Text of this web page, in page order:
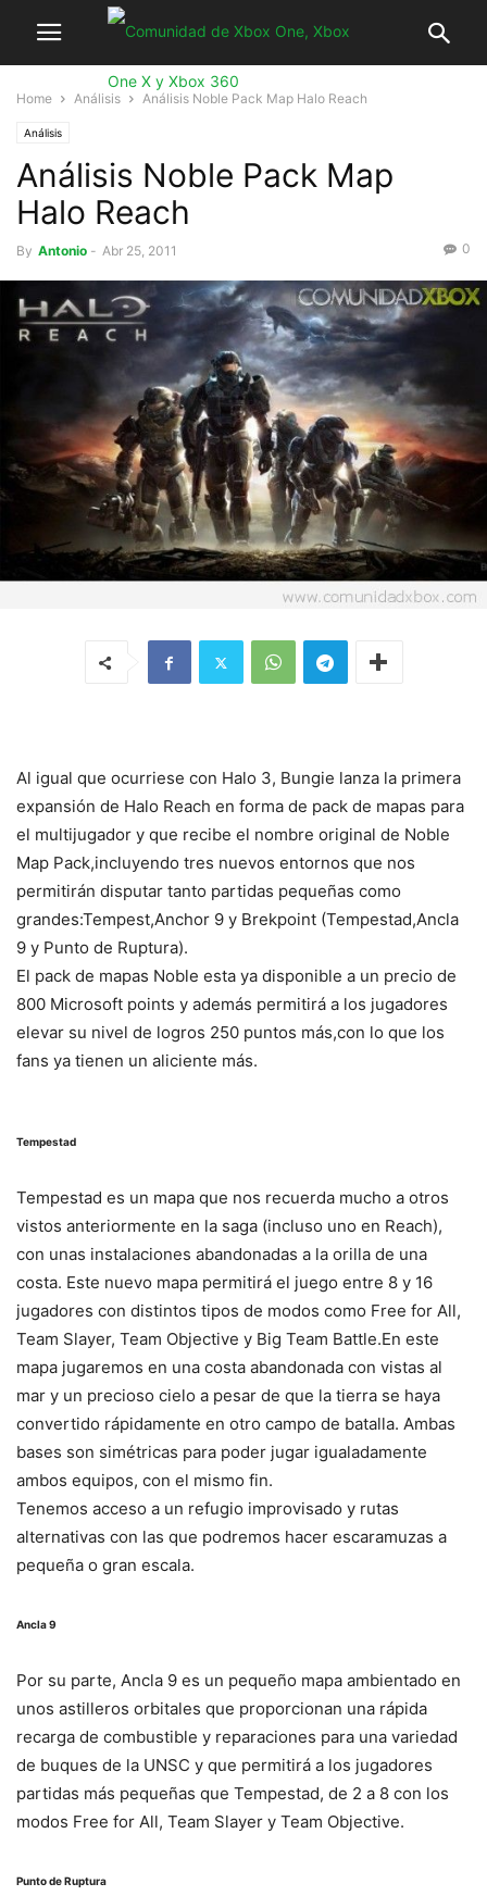
Home Análisis Análisis Noble Pack Map Halo Reach
Análisis
Análisis Noble Pack Map
Halo Reach
By Antonio - Abr 25, 2011 0
Al igual que ocurriese con Halo 3, Bungie lanza la primera
expansión de Halo Reach en forma de pack de mapas para
el multijugador y que recibe el nombre original de Noble
Map Pack,incluyendo tres nuevos entornos que nos
permitirán disputar tanto partidas pequeñas como
grandes:Tempest,Anchor 9 y Brekpoint (Tempestad,Ancla
9 y Punto de Ruptura).
El pack de mapas Noble esta ya disponible a un precio de
800 Microsoft points y además permitirá a los jugadores
elevar su nivel de logros 250 puntos más,con lo que los
fans ya tienen un aliciente más.
Tempestad
Tempestad es un mapa que nos recuerda mucho a otros
vistos anteriormente en la saga (incluso uno en Reach),
con unas instalaciones abandonadas a la orilla de una
costa. Este nuevo mapa permitirá el juego entre 8 y 16
jugadores con distintos tipos de modos como Free for All,
Team Slayer, Team Objective y Big Team Battle.En este
mapa jugaremos en una costa abandonada con vistas al
mar y un precioso cielo a pesar de que la tierra se haya
convertido rápidamente en otro campo de batalla. Ambas
bases son simétricas para poder jugar igualadamente
ambos equipos, con el mismo fin.
Tenemos acceso a un refugio improvisado y rutas
alternativas con las que podremos hacer escaramuzas a
pequeña o gran escala.
Ancla 9
Por su parte, Ancla 9 es un pequeño mapa ambientado en
unos astilleros orbitales que proporcionan una rápida
recarga de combustible y reparaciones para una variedad
de buques de la UNSC y que permitirá a los jugadores
partidas más pequeñas que Tempestad, de 2 a 8 con los
modos Free for All, Team Slayer y Team Objective.
Punto de Ruptura